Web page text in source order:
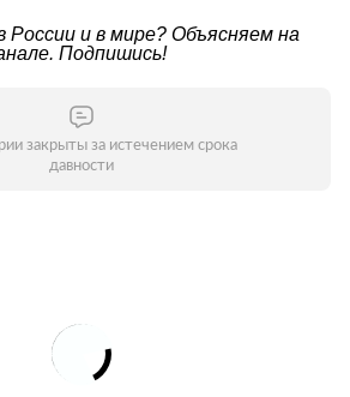
России и в мире? Объясняем на
. Подпишись!
закрыты за истечением срока
давности